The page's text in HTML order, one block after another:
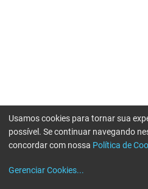
Usamos cookies para tornar sua
possível. Se continuar navegando
concordar com nossa Política de
Gerenciar Cookies...
Erro ao enviar informações, por